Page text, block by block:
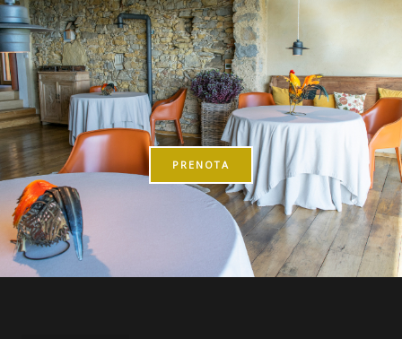
PRENOTA